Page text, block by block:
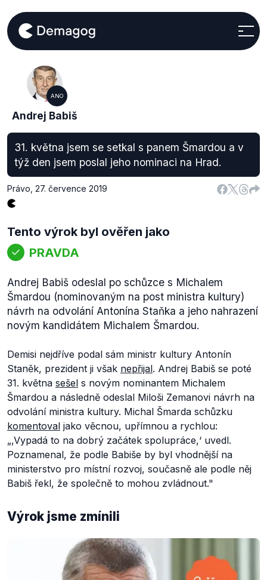
ANO
Andrej Babiš
31. května jsem se setkal s panem Šmardou a v
týž den jsem poslal jeho nominaci na Hrad.
Právo 27. července 2019
Tento výrok byl ověřen jako
PRAVDA
Andrej Babiš odeslal po schůzce s Michalem
Šmardou (nominovaným na post ministra kultury)
návrh na odvolání Antonína Staňka a jeho nahrazení
novým kandidátem Michalem Šmardou.
Demisi nejdříve podal sám ministr kultury Antonín
Staněk, prezident ji však nepřijal. Andrej Babiš se poté
31. května sešel s novým nominantem Michalem
Šmardou a následně odeslal Miloši Zemanovi návrh na
odvolání ministra kultury. Michal Šmarda schůzku
komentoval jako věcnou, upřímnou a rychlou:
„‚Vypadá to na dobrý začátek spolupráce,‘ uvedl.
Poznamenal, že podle Babiše by byl vhodnější na
ministerstvo pro místní rozvoj, současně ale podle něj
Babiš řekl, že společně to mohou zvládnout."
Výrok jsme zmínili